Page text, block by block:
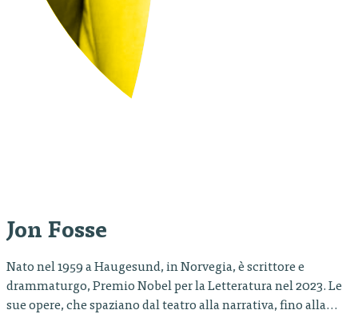
Jon Fosse
Nato nel 1959 a Haugesund, in Norvegia, è scrittore e
drammaturgo, Premio Nobel per la Letteratura nel 2023. Le
sue opere, che spaziano dal teatro alla narrativa, fino alla